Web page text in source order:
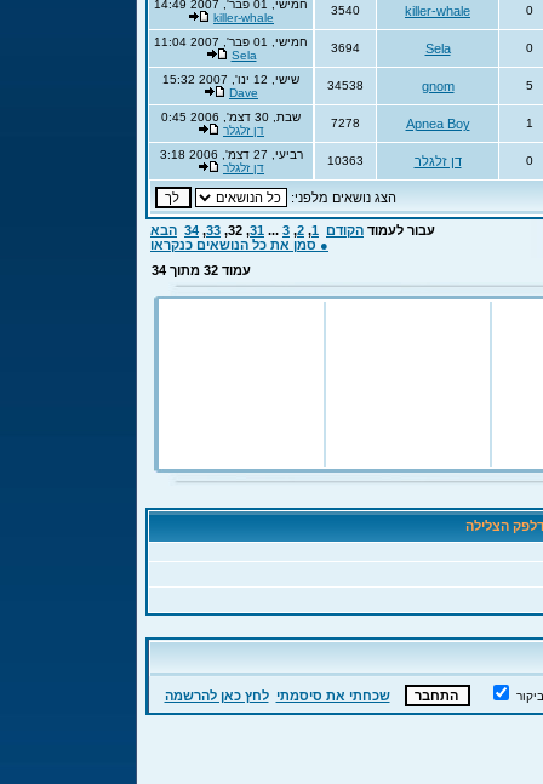
0
killer-whale
3540
חמישי, 01 פבר', 2007 14:49
killer-whale
0
Sela
3694
חמישי, 01 פבר', 2007 11:04
Sela
5
gnom
34538
שישי, 12 ינו', 2007 15:32
Dave
1
Apnea Boy
7278
שבת, 30 דצמ', 2006 0:45
דן זלגלר
0 דן זלגלר 10363
רביעי, 27 דצמ', 2006 3:18
דן זלגלר
הצג נושאים מלפני:
עבור לעמוד הקודם 1
,
2
,
3
...
31
,
32
,
33
,
34 הבא
● סמן את כל הנושאים כנקראו
עמוד 32 מתוך 34
הצלילה
שכחתי את סיסמתי לחץ כאן להרשמה